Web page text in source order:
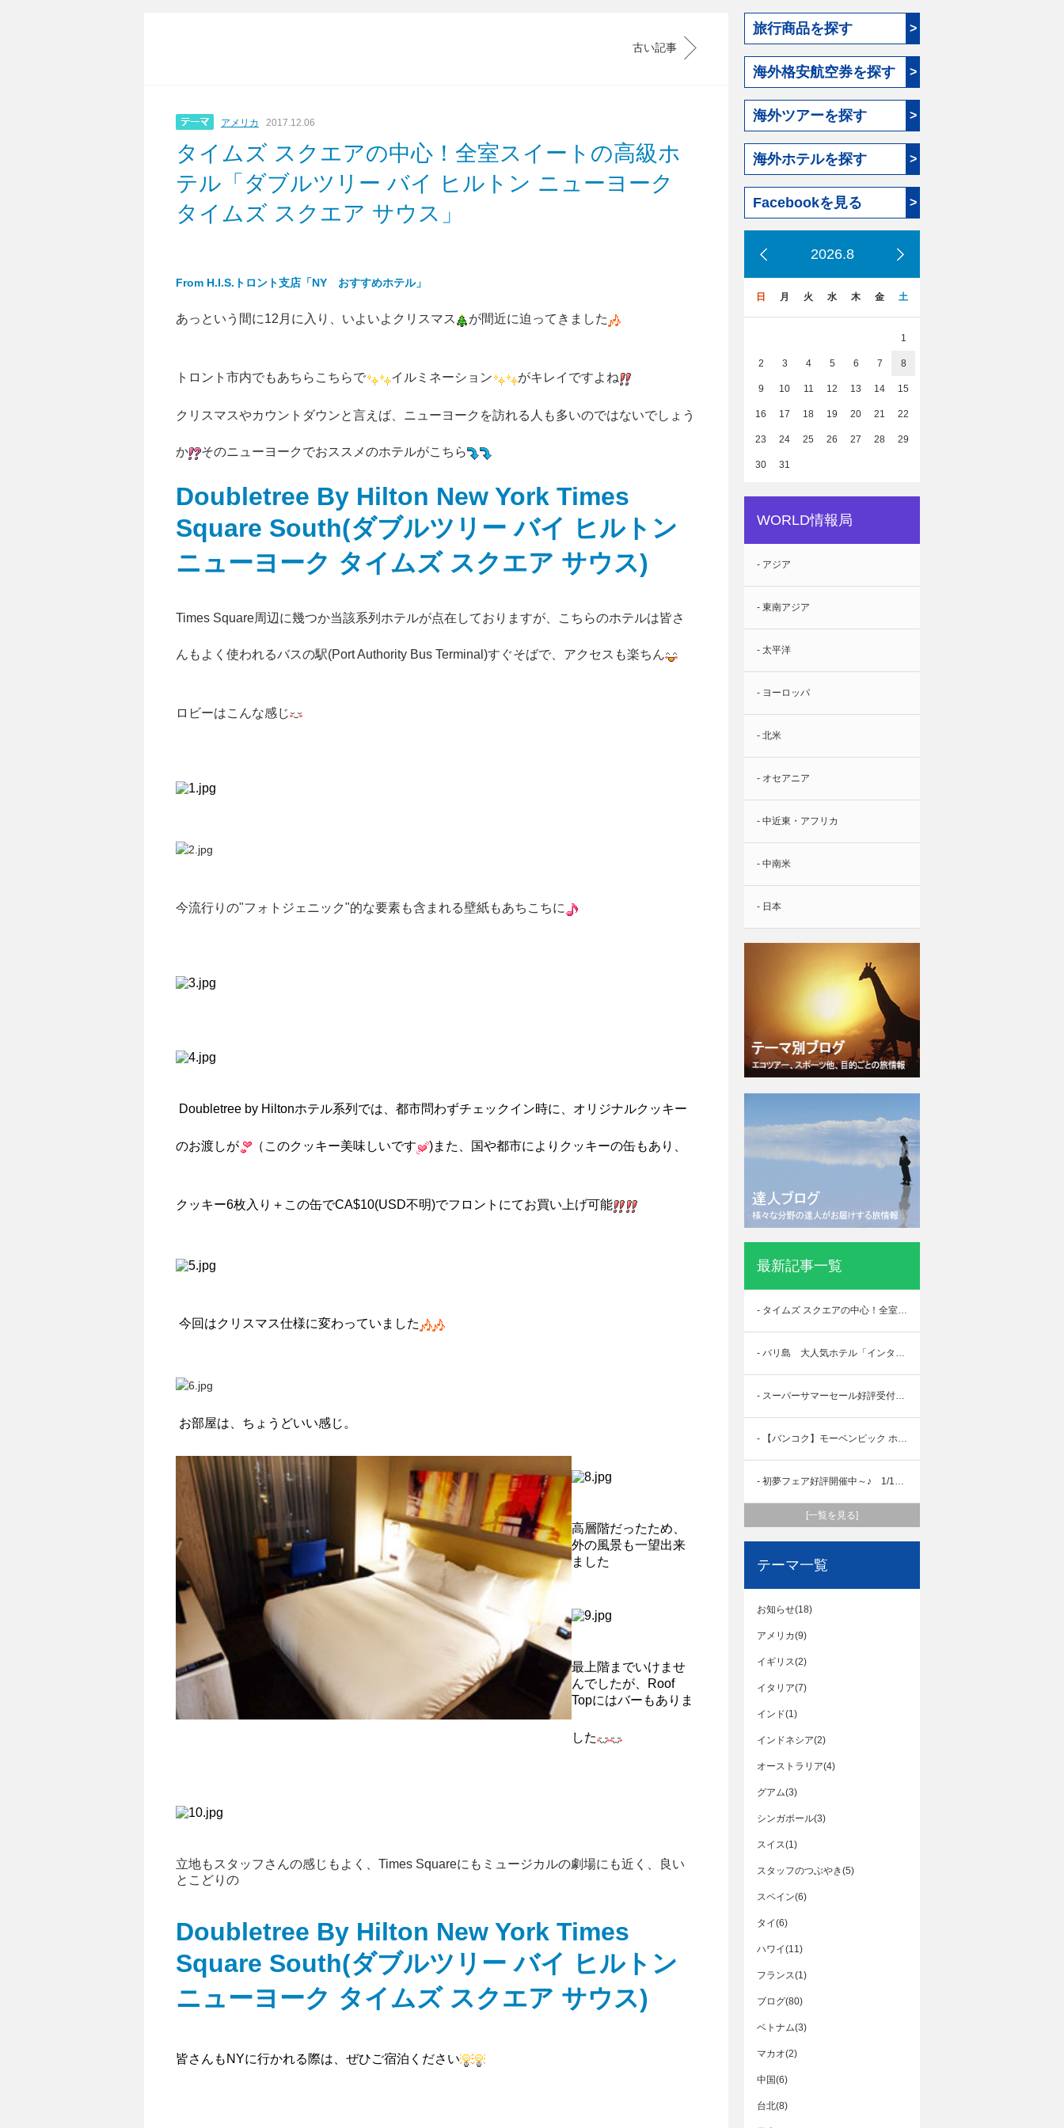
古い記事
アメリカ 2017.12.06
タイムズ スクエアの中心！全室スイートの高級ホ
テル「ダブルツリー バイ ヒルトン ニューヨーク
タイムズ スクエア サウス」
From H.I.S.トロント支店「NY おすすめホテル」
あっという間に12月に入り、いよいよクリスマス が間近に迫ってきました
トロント市内でもあちらこちらで イルミネーション がキレイですよね
クリスマスやカウントダウンと言えば、ニューヨークを訪れる人も多いのではないでしょう
か そのニューヨークでおススメのホテルがこちら
Doubletree By Hilton New York Times
Square South(ダブルツリー バイ ヒルトン
ニューヨーク タイムズ スクエア サウス)
Times Square周辺に幾つか当該系列ホテルが点在しておりますが、こちらのホテルは皆さ
んもよく使われるバスの駅(Port Authority Bus Terminal)すぐそばで、アクセスも楽ちん
ロビーはこんな感じ
今流行りの"フォトジェニック"的な要素も含まれる壁紙もあちこちに
Doubletree by Hiltonホテル系列では、都市問わずチェックイン時に、オリジナルクッキー
のお渡しが （このクッキー美味しいです )また、国や都市によりクッキーの缶もあり、
クッキー6枚入り＋この缶でCA$10(USD不明)でフロントにてお買い上げ可能
今回はクリスマス仕様に変わっていました
お部屋は、ちょうどいい感じ。
高層階だったため、
外の風景も一望出来
ました
最上階までいけませ
んでしたが、Roof
Topにはバーもありま
した
立地もスタッフさんの感じもよく、Times Squareにもミュージカルの劇場にも近く、
良い
とこどりの
Doubletree By Hilton New York Times
Square South(ダブルツリー バイ ヒルトン
ニューヨーク タイムズ スクエア サウス)
皆さんもNYに行かれる際は、ぜひご宿泊ください
旅行商品を探す >
海外格安航空券を探す >
海外ツアーを探す >
海外ホテルを探す >
Facebookを見る >
2026.8
日 月 火 水 木 金 土
1
2 3 4 5 6 7 8
9 10 11 12 13 14 15
16 17 18 19 20 21 22
23 24 25 26 27 28 29
30 31
WORLD情報局
- アジア
- 東南アジア
- 太平洋
- ヨーロッパ
- 北米
- オセアニア
- 中近東・アフリカ
- 中南米
- 日本
最新記事一覧
- タイムズ スクエアの中心！全室スイートの高級ホテル「ダブルツリー バイ ヒルトン ニューヨーク タイムズ スクエア サウス」
- バリ島 大人気ホテル「インターコンチネンタル バリ リゾート」 スーパーサマーセールで割引中！
- スーパーサマーセール好評受付中 7/31まで
- 【バンコク】モーベンピック ホテル スクンビット１５バンコク ホテルの魅力
- 初夢フェア好評開催中～♪ 1/18まで
[一覧を見る]
テーマ一覧
お知らせ(18)
アメリカ(9)
イギリス(2)
イタリア(7)
インド(1)
インドネシア(2)
オーストラリア(4)
グアム(3)
シンガポール(3)
スイス(1)
スタッフのつぶやき(5)
スペイン(6)
タイ(6)
ハワイ(11)
フランス(1)
ブログ(80)
ベトナム(3)
マカオ(2)
中国(6)
台北(8)